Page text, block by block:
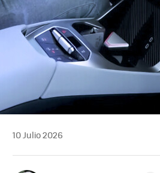
10 Julio 2026